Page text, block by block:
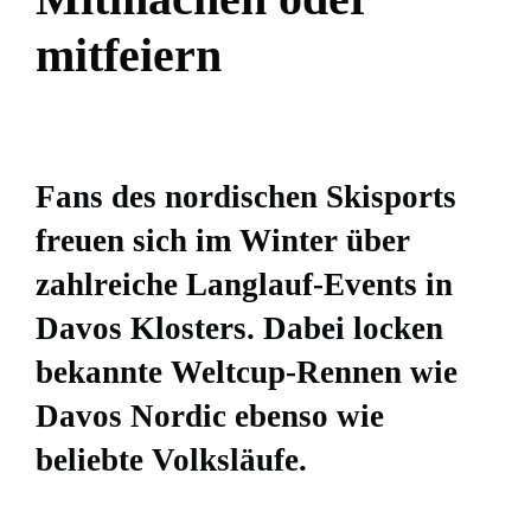
mitfeiern
Fans des nordischen Skisports
freuen sich im Winter über
zahlreiche Langlauf-Events in
Davos Klosters. Dabei locken
bekannte Weltcup-Rennen wie
Davos Nordic ebenso wie
beliebte Volksläufe.